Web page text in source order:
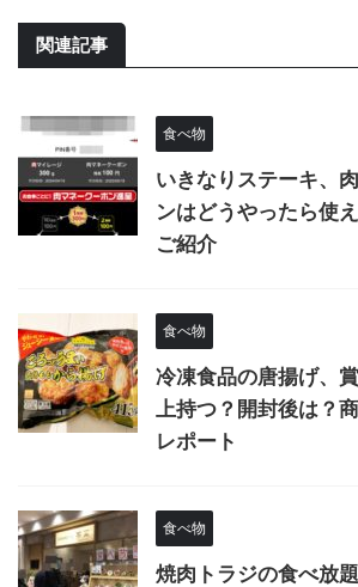
関連記事
食べ物
いきなりステーキ、
ンはどうやったら使
ご紹介
食べ物
冷凍食品の唐揚げ、
上持つ？開封後は？
レポート
食べ物
焼肉トラジの食べ放